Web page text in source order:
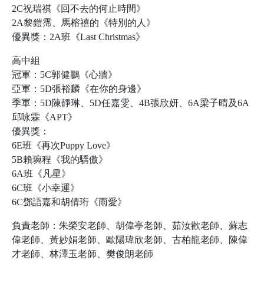
2C祝瑞祺《回不去的何止時間》
2A黎鎧霈、馬榕禧的《特別的人》
優異獎：2A班《Last Christmas》
高中組
冠軍：5C郭健鵬《心牆》
亞軍：5D張裕麟《在你的身邊》
季軍：5D陳靜琳、5D任嘉雯、4B張欣妍、6A梁子晴及6A
邱咏霖《APT》
優異獎：
6E班《再次Puppy Love》
5B賴琬程《我的驕傲》
6A班《凡星》
6C班《小幸運》
6C鄧語嘉和胡倩珩《雨愛》
負責老師：朱榮安老師、胡偉亭老師、茹汝歡老師、蘇志
偉老師、黃妙娟老師、歐陽瑋欣老師、古柏龍老師、陳偉
才老師、林澤玉老師、樊俊朗老師